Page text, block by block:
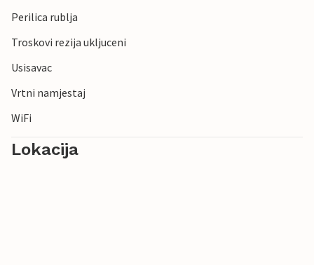
Perilica rublja
Troskovi rezija ukljuceni
Usisavac
Vrtni namjestaj
WiFi
Lokacija